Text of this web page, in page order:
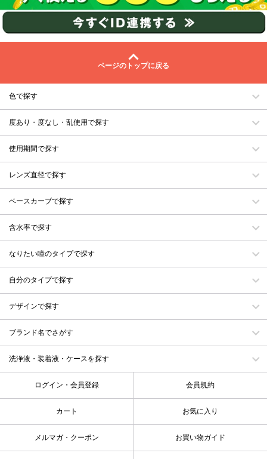
ページのトップに戻る
色で探す
度あり・度なし・乱使用で探す
使用期間で探す
レンズ直径で探す
ベースカーブで探す
含水率で探す
なりたい瞳のタイプで探す
自分のタイプで探す
デザインで探す
ブランド名でさがす
洗浄液・装着液・ケースを探す
ログイン・会員登録 会員規約
カート お気に入り
メルマガ・クーポン お買い物ガイド